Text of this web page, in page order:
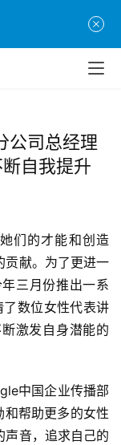
公司总经理
自我提升
贡献。为了更进一
三月份推出一系
了数位女性代表讲
激发自身潜能的
帮助更多的女性
声音，追求自己的